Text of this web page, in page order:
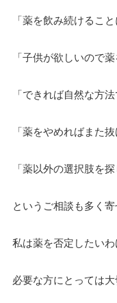
「薬を飲み続けるこ
「子供が欲しいので
「できれば自然な方
「薬をやめればまた
「薬以外の選択肢を探
というご相談も多く寄
私は薬を否定したいわ
必要な方にとっては